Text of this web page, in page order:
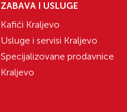
ZABAVA I USLUGE
Kafići Kraljevo
Usluge i servisi Kraljevo
Specijalizovane prodavnice
Kraljevo